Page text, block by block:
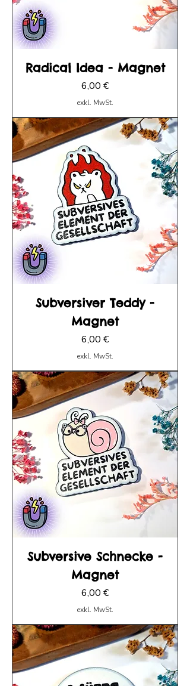
Radical Idea - Magnet
Preis
6,00 €
exkl. MwSt.
Subversiver Teddy -
Magnet
Preis
6,00 €
exkl. MwSt.
Subversive Schnecke -
Magnet
Preis
6,00 €
exkl. MwSt.